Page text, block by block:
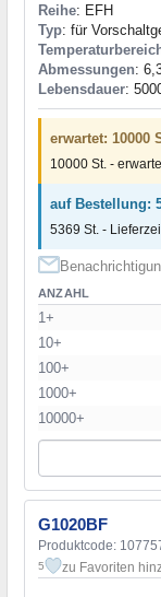
Reihe: EFH
Typ: für
Abmessungen:
Lebensdauer:
erwartet: 10000
10000 St. -
auf Bestellung:
5369 St. -
ANZAHL
1+
10+
100+
1000+
10000+
G1020BF
Produktcode:
5 zu Favoriten